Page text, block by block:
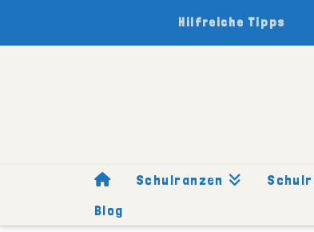
Hilfreiche Tipps
Schulranzen
Blog
HOMESCHULRUCKSÄCKE